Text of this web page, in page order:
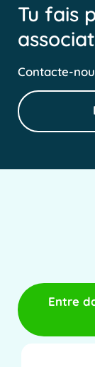
Tu fais
Contacte-
Entre